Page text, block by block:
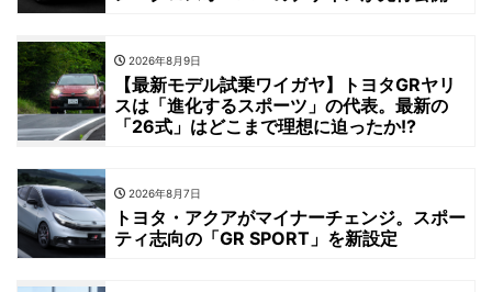
2026年8月9日
【最新モデル試乗ワイガヤ】トヨタGRヤリ
スは「進化するスポーツ」の代表。最新の
「26式」はどこまで理想に迫ったか!?
2026年8月7日
トヨタ・アクアがマイナーチェンジ。スポー
ティ志向の「GR SPORT」を新設定